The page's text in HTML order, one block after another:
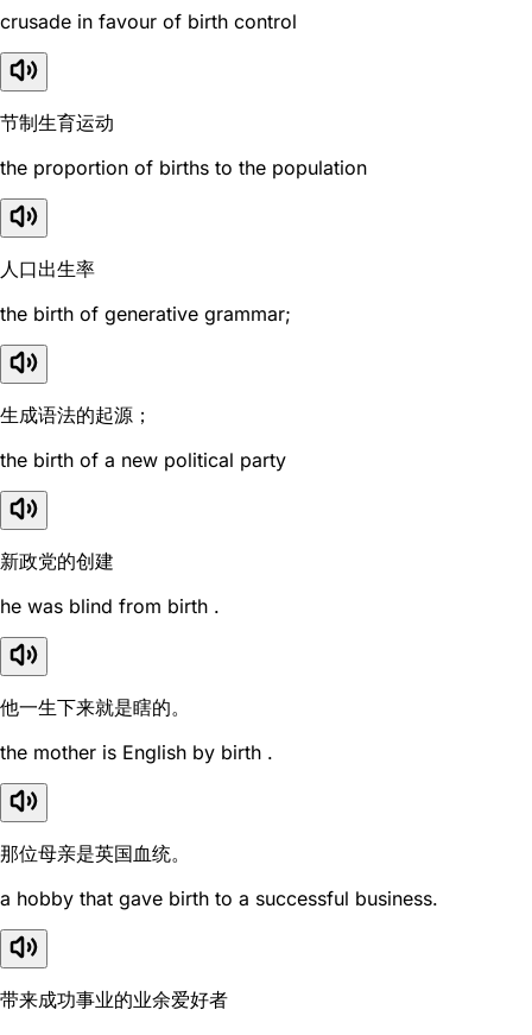
crusade in favour of birth control
节制生育运动
the proportion of births to the population
人口出生率
the birth of generative grammar;
生成语法的起源；
the birth of a new political party
新政党的创建
he was blind from birth .
他一生下来就是瞎的。
the mother is English by birth .
那位母亲是英国血统。
a hobby that gave birth to a successful business.
带来成功事业的业余爱好者